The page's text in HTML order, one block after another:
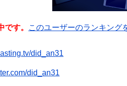
です。 このユーザーのランキング
did_an31
did_an31